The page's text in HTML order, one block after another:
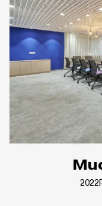
2022